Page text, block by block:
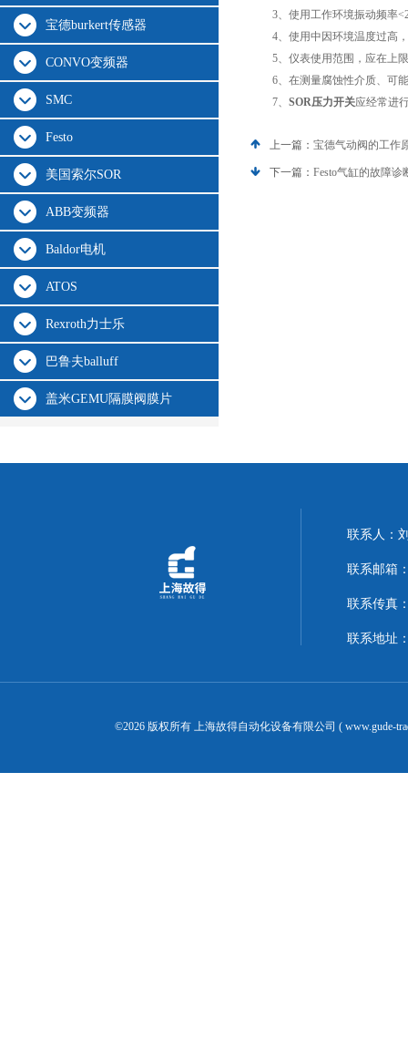
宝德burkert传感器
CONVO变频器
SMC
Festo
美国索尔SOR
ABB变频器
Baldor电机
ATOS
Rexroth力士乐
巴鲁夫balluff
盖米GEMU隔膜阀膜片
3、使用工作环境振动频率
4、使用中因环境温度过高，
5、仪表使用范围，应在上限
6、在测量腐蚀性介质、可能
7、 SOR压力开关应经常进
上一篇： 宝德气动阀的工作
下一篇： Festo气缸的故障诊
联系人：
联系邮箱
联系传真
联系地址
©2026 版权所有 上海故得自动化设备有限公司 ( www.gude-